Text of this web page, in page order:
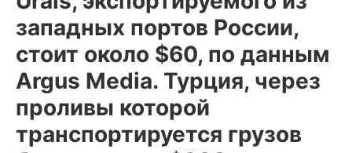
западных портов России,
стоит около $60, по данным
Argus Media. Турция, через
проливы которой
транспортируется грузов